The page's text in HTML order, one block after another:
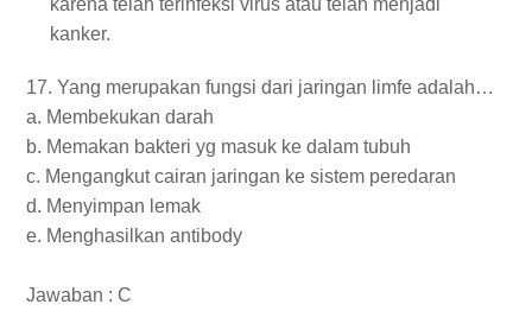
karena telah terinfeksi virus atau telah menjadi
kanker.
17. Yang merupakan fungsi dari jaringan limfe adalah…
a. Membekukan darah
b. Memakan bakteri yg masuk ke dalam tubuh
c. Mengangkut cairan jaringan ke sistem peredaran
d. Menyimpan lemak
e. Menghasilkan antibody
Jawaban : C